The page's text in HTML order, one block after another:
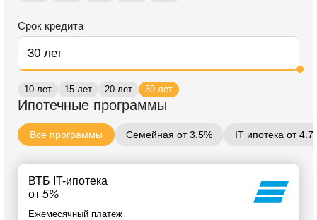
Срок кредита
10 лет 15 лет 20 лет 30 лет
Ипотечные программы
Все программы Семейная от 3.5% IT ипотека от
ВТБ IT-ипотека
от 5%
Ежемесячный платеж